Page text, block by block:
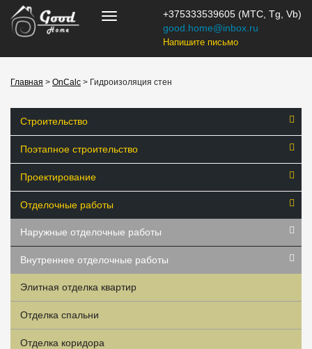
+375333539605 (МТС, Tg, Vb)
good.home@inbox.ru
Напишите письмо
Главная > OnCalc > Гидроизоляция стен
Строительство
Поэтапное строительство
Проектирование
Отделочные работы
Наружные отделочные работы
Внутреннее отделочные работы
Элитная отделка квартир
Отделка спальни
Отделка коридора